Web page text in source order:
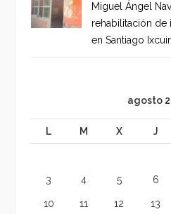
Miguel Ángel
rehabilitación de
en Santiago
agosto
L M X J
3 4 5 6
10 11 12 13